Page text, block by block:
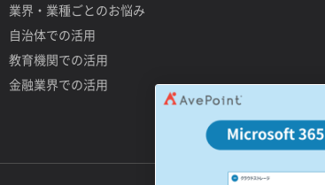
業界・業種ごとのお悩み
自治体での活用
教育機関での活用
金融業界での活用